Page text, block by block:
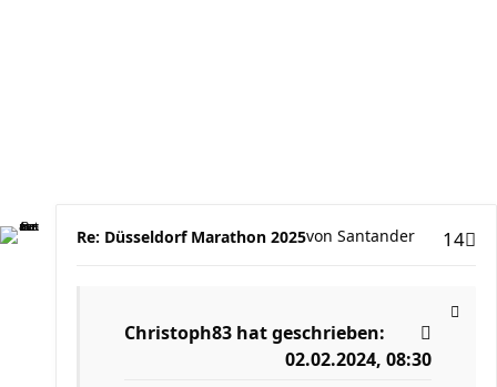
Re: Düsseldorf Marathon 2025 14
von Santander
Christoph83 hat geschrieben:
02.02.2024, 08:30